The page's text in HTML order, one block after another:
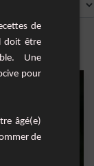
de
doit être
Une
pour
âgé(e)
de